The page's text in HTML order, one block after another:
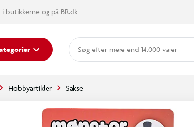
i butikkerne og på BR.dk
mere end 14.000 varer
Hobbyartikler Sakse